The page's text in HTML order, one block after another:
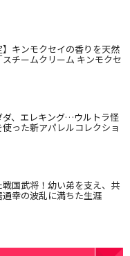
】キンモクセイの香りを天然
チームクリーム キンモクセ
ダ、エレキング…ウルトラ怪
った新アパレルコレクショ
国武将！幼い弟を支え、共
幸の波乱に満ちた生涯